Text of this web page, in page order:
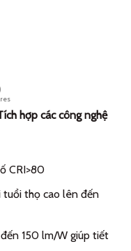
hợp các công nghệ
CRI>80
tuổi thọ cao lên đến
150 lm/W giúp tiết